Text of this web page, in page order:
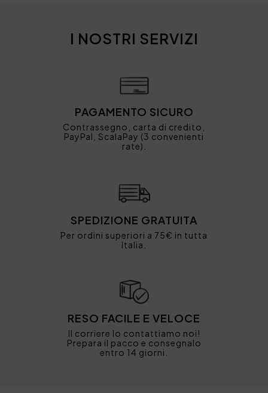
I NOSTRI SERVIZI
PAGAMENTO SICURO
Contrassegno, carta di credito,
PayPal, ScalaPay (3 convenienti
rate).
SPEDIZIONE GRATUITA
Per ordini superiori a 75€ in tutta
Italia.
RESO FACILE E VELOCE
Il corriere lo contattiamo noi!
Prepara il pacco e consegnalo
entro 14 giorni.